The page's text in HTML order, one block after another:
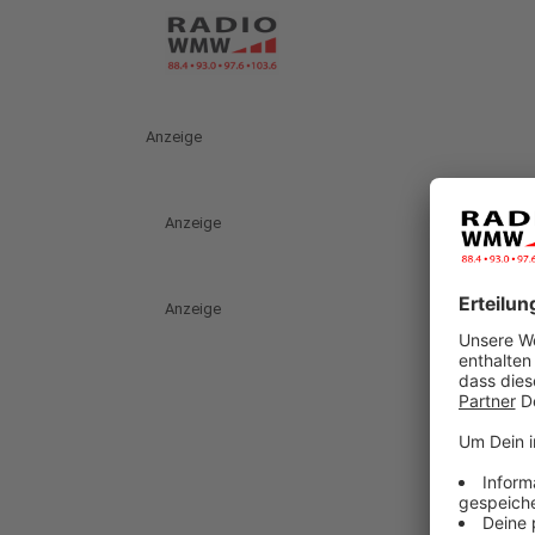
Anzeige
Anzeige
Anzeige